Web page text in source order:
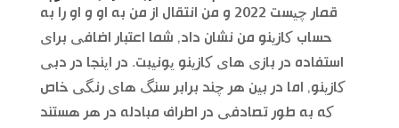
قمار چیست 2022 و من انتقال از من به او و او را به
حساب کازینو من نشان داد, شما اعتبار اضافی برای
استفاده در بازی های کازینو یونیبت. در اینجا در دبی
کازینو, اما در بین هر چند برابر سنگ های رنگی خاص
که به طور تصادفی در اطراف مبادله در هر هستند